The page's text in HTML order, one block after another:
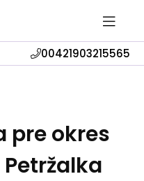
00421903215565
pre okres